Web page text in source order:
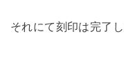
それにて刻印は完了し